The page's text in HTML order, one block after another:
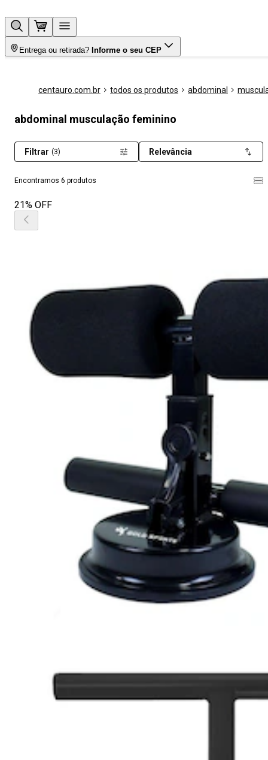
Entrega ou retirada? Informe o seu CEP
centauro.com.br todos os produtos abdominal
abdominal musculação feminino
Encontramos 6 produtos
Filtrar (3) Relevância
21% OFF